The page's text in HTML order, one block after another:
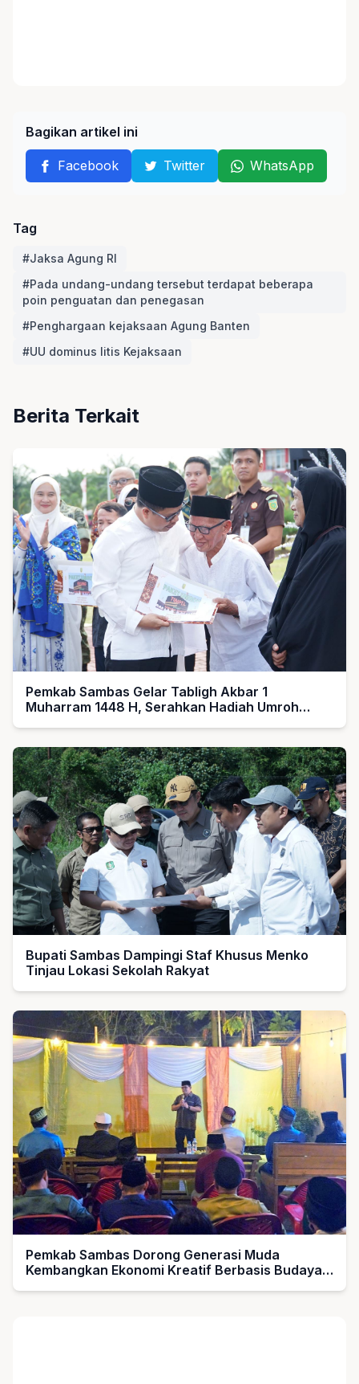
Bagikan artikel ini
Facebook Twitter WhatsApp
Tag
#Jaksa Agung RI
#Pada undang-undang tersebut terdapat beberapa
poin penguatan dan penegasan
#Penghargaan kejaksaan Agung Banten
#UU dominus litis Kejaksaan
Berita Terkait
Pemkab Sambas Gelar Tabligh Akbar 1
Muharram 1448 H, Serahkan Hadiah Umroh
Bupati Sambas Dampingi Staf Khusus Menko
Tinjau Lokasi Sekolah Rakyat
Pemkab Sambas Dorong Generasi Muda
Kembangkan Ekonomi Kreatif Berbasis Budaya